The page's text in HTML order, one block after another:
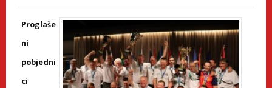
Proglaše
ni
pobjedni
ci